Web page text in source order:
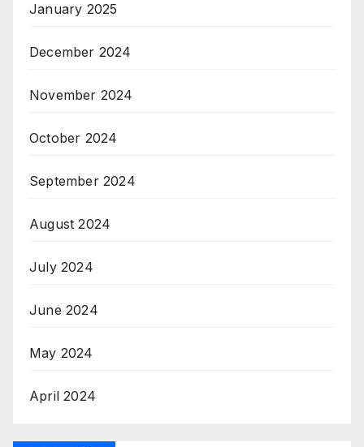
January 2025
December 2024
November 2024
October 2024
September 2024
August 2024
July 2024
June 2024
May 2024
April 2024